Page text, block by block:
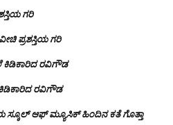
ಗರಿ
ಪ್ರಶಸ್ತಿಯ ಗರಿ
ಕಿಡಿಕಾರಿದ ರವಿಗೌಡ
ರವಿಗೌಡ
ಸ್ಕೂಲ್ ಆಫ್ ಮ್ಯೂಸಿಕ್ ಹಿಂದಿನ ಕತೆ ಗೊತ್ತಾ